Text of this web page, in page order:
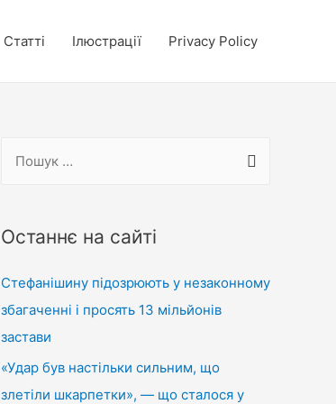
Статті Ілюстрації Privacy Policy
у
:
Останнє на сайті
Стефанішину підозрюють у незаконному
збагаченні і просять 13 мільйонів
застави
«Удар був настільки сильним, що
злетіли шкарпетки», — що сталося у